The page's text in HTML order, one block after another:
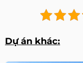
Dự án khác: